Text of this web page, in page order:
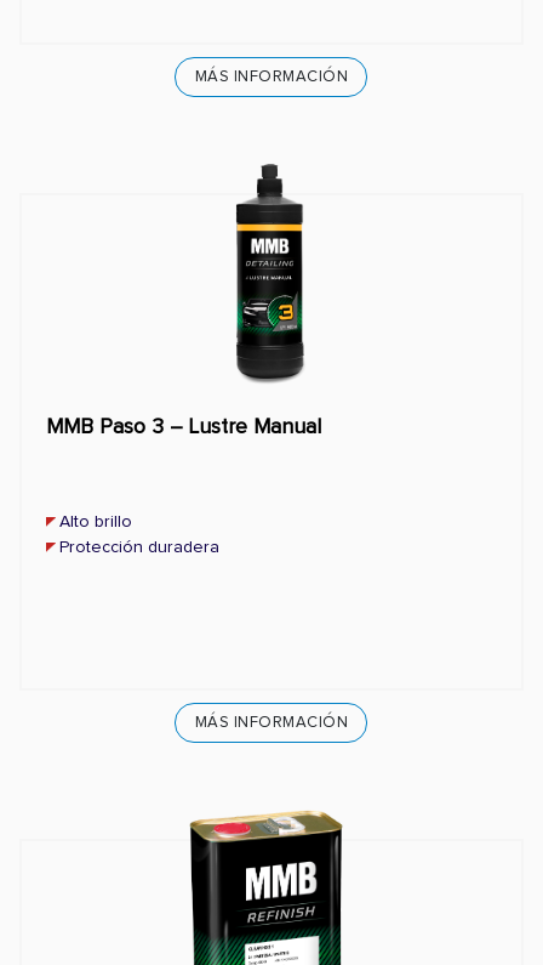
MÁS INFORMACIÓN
MMB Paso 3 – Lustre Manual
Alto brillo
Protección duradera
MÁS INFORMACIÓN